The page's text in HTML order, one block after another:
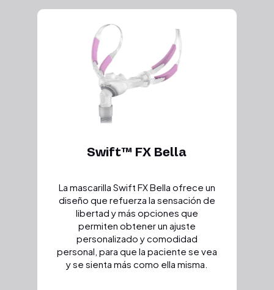
Swift™ FX Bella
La mascarilla Swift FX Bella ofrece un
diseño que refuerza la sensación de
libertad y más opciones que
permiten obtener un ajuste
personalizado y comodidad
personal, para que la paciente se vea
y se sienta más como ella misma.